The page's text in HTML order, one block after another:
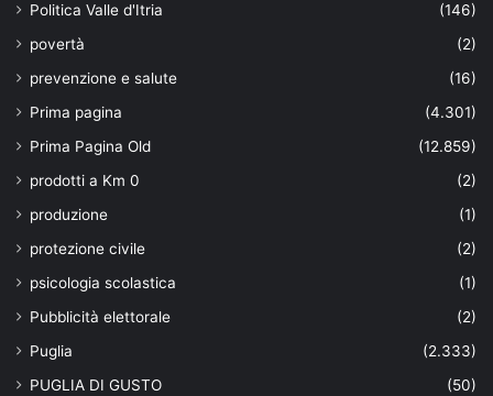
Politica Valle d'Itria
(146)
povertà
(2)
prevenzione e salute
(16)
Prima pagina
(4.301)
Prima Pagina Old
(12.859)
prodotti a Km 0
(2)
produzione
(1)
protezione civile
(2)
psicologia scolastica
(1)
Pubblicità elettorale
(2)
Puglia
(2.333)
PUGLIA DI GUSTO
(50)